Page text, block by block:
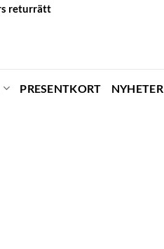
returrätt
PRESENTKORT NYHETER